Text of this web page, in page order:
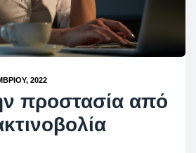
2022
προστασία από